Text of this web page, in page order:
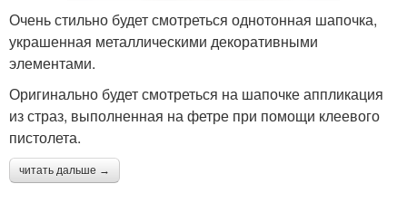
Очень стильно будет смотреться однотонная шапочка,
украшенная металлическими декоративными
элементами.
Оригинально будет смотреться на шапочке аппликация
из страз, выполненная на фетре при помощи клеевого
пистолета.
читать дальше →